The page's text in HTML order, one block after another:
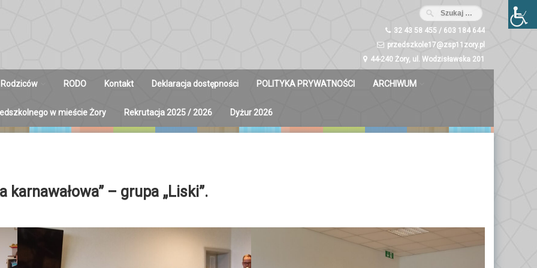
32 43 58 455 / 603 184 644
przedszkole17@zsp11zory.pl
44-240 Żory, ul. Wodzisławska 201
Rodziców RODO Kontakt Deklaracja dostępności POLITYKA PRYWATNOŚCI ARCHIWUM
Bystrzaki 2023/2024
w mieście Żory Rekrutacja 2025 / 2026 Dyżur 2026
– grupa „Liski”.